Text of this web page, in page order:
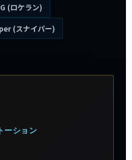
(ロケラン)
(スナイパー)
ーション